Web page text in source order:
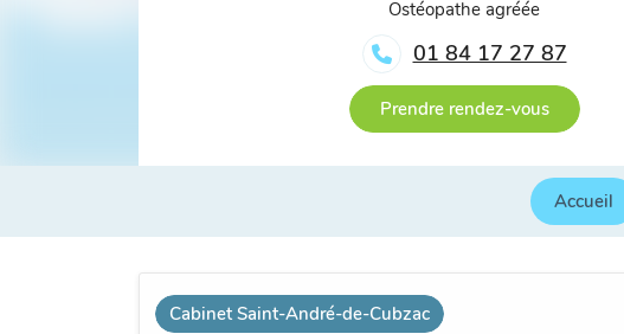
Ostéopathe agréée
01 84 17 27 87
Prendre rendez-vous
Accueil
Cabinet Saint-André-de-Cubzac